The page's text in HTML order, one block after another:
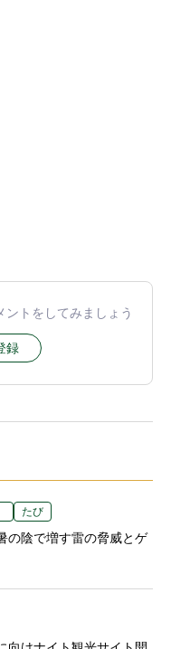
トをしてみましょう
録
たび
陰で増す雷の脅威とゲ